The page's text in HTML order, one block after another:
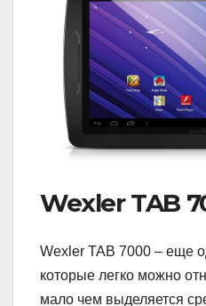
Wexler TAB
Wexler TAB 7000 – еще
которые легко можно
мало чем выделяется